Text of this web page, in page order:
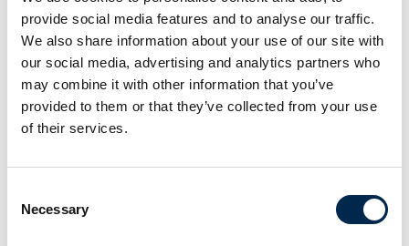
provide social media features and to analyse our traffic.
We also share information about your use of our site with
our social media, advertising and analytics partners who
may combine it with other information that you’ve
provided to them or that they’ve collected from your use
of their services.
Selection
Necessary
fortæller, hvad Transportmessen kan, og hvorfor de er med.
Accepter marketing-cookies for at se denne video.
play_arrow